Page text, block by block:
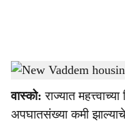
a
New Vaddem housing ownership
वास्को: राज्‍यात
अपघातसंख्या कमी झाल्याचे